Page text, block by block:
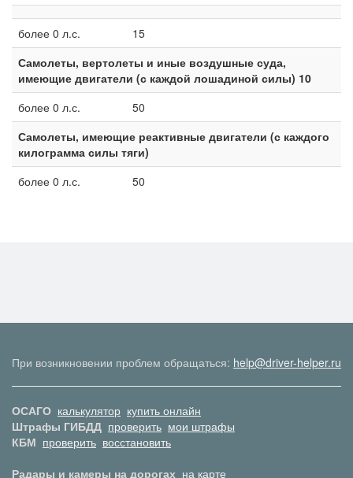
более 0 л.с.
15
Самолеты, вертолеты и иные воздушные суда,
имеющие двигатели (с каждой лошадиной силы) 10
более 0 л.с.
50
Самолеты, имеющие реактивные двигатели (с каждого
килограмма силы тяги)
более 0 л.с.
50
При возникновении проблем обращаться: help@driver-helper.ru
ОСАГО калькулятор купить онлайн
Штрафы ГИБДД проверить мои штрафы
КБМ проверить восстановить
Радары и камеры на дорогах на карте